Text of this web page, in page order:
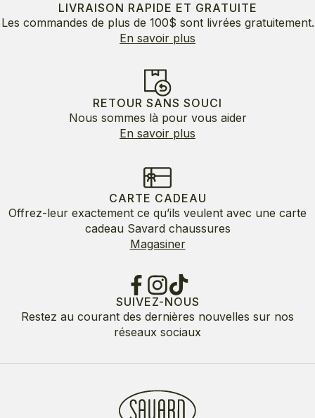
LIVRAISON RAPIDE ET GRATUITE
Les commandes de plus de 100$ sont livrées gratuitement.
En savoir plus
RETOUR SANS SOUCI
Nous sommes là pour vous aider
En savoir plus
CARTE CADEAU
Offrez-leur exactement ce qu’ils veulent avec une carte
cadeau Savard chaussures
Magasiner
SUIVEZ-NOUS
Restez au courant des dernières nouvelles sur nos
réseaux sociaux